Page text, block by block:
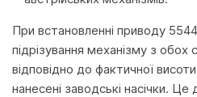
При встановленні приводу
підрізування механізму з обох
відповідно до фактичної
нанесені заводські насічки. Це